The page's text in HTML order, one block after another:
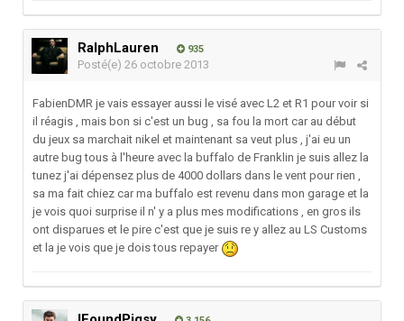
RalphLauren 935
Posté(e) 26 octobre 2013
FabienDMR je vais essayer aussi le visé avec L2 et R1 pour voir si
il réagis , mais bon si c'est un bug , sa fou la mort car au début
du jeux sa marchait nikel et maintenant sa veut plus , j'ai eu un
autre bug tous à l'heure avec la buffalo de Franklin je suis allez la
tunez j'ai dépensez plus de 4000 dollars dans le vent pour rien ,
sa ma fait chiez car ma buffalo est revenu dans mon garage et la
je vois quoi surprise il n' y a plus mes modifications , en gros ils
ont disparues et le pire c'est que je suis re y allez au LS Customs
et la je vois que je dois tous repayer